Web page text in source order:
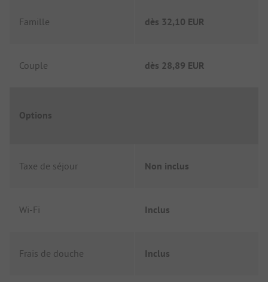
Famille dès 32,10 EUR
Couple dès 28,89 EUR
Options
Taxe de séjour Non inclus
Wi-Fi Inclus
Frais de douche Inclus